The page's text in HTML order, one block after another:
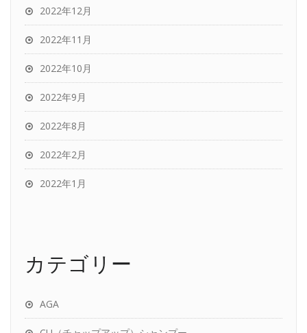
2022年12月
2022年11月
2022年10月
2022年9月
2022年8月
2022年2月
2022年1月
カテゴリー
AGA